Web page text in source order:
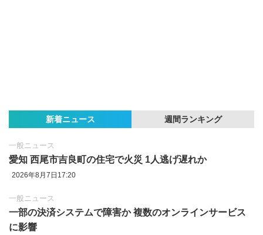
新着ニュース 週間ランキング
一般ニュース
愛知 西尾市吉良町の住宅で火災 1人逃げ遅れか
2026年8月7日17:20
一般ニュース
一部の決済システムで障害か 複数のオンラインサービス
に影響